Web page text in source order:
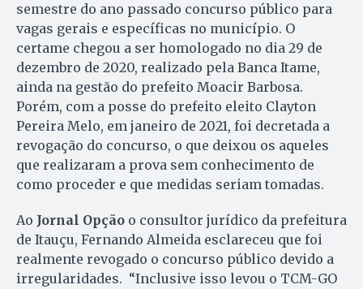
semestre do ano passado concurso público para
vagas gerais e específicas no município. O
certame chegou a ser homologado no dia 29 de
dezembro de 2020, realizado pela Banca Itame,
ainda na gestão do prefeito Moacir Barbosa.
Porém, com a posse do prefeito eleito Clayton
Pereira Melo, em janeiro de 2021, foi decretada a
revogação do concurso, o que deixou os aqueles
que realizaram a prova sem conhecimento de
como proceder e que medidas seriam tomadas.
Ao Jornal Opção o consultor jurídico da prefeitura
de Itauçu, Fernando Almeida esclareceu que foi
realmente revogado o concurso público devido a
irregularidades. “Inclusive isso levou o TCM-GO